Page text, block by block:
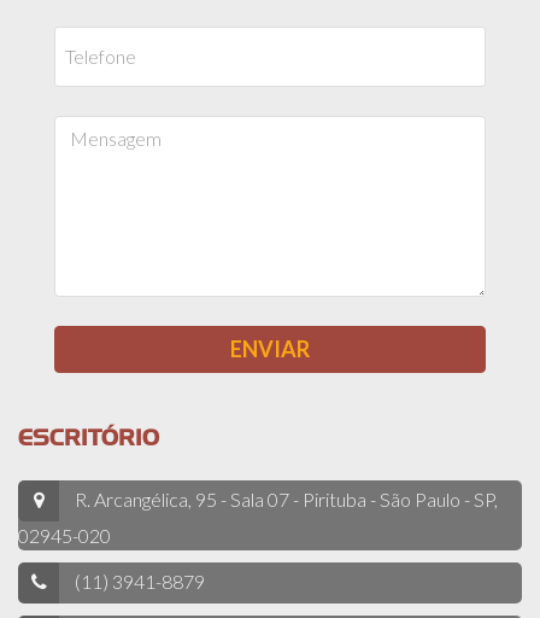
ESCRITÓRIO
R. Arcangélica, 95 - Sala 07 - Pirituba - São Paulo - SP,
02945-020
(11) 3941-8879